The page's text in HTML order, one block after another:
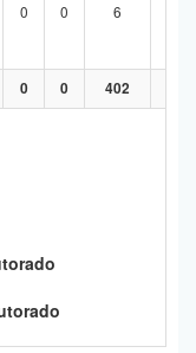
0 0 6
0 0 402